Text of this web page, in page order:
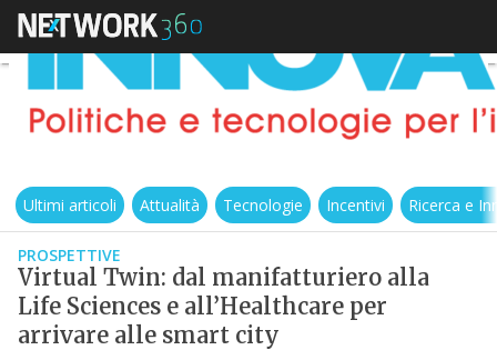
Ultimi articoli Attualità Tecnologie Incentivi Ricerca e
PROSPETTIVE
Virtual Twin: dal manifatturiero alla
Life Sciences e all’Healthcare per
arrivare alle smart city